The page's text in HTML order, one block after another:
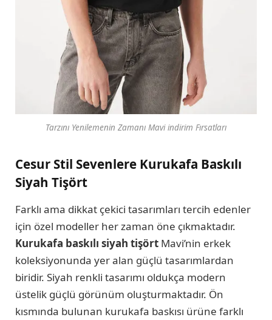
Tarzını Yenilemenin Zamanı Mavi indirim Fırsatları
Cesur Stil Sevenlere Kurukafa Baskılı
Siyah Tişört
Farklı ama dikkat çekici tasarımları tercih edenler
için özel modeller her zaman öne çıkmaktadır.
Kurukafa baskılı siyah tişört Mavi’nin erkek
koleksiyonunda yer alan güçlü tasarımlardan
biridir. Siyah renkli tasarımı oldukça modern
üstelik güçlü görünüm oluşturmaktadır. Ön
kısmında bulunan kurukafa baskısı ürüne farklı